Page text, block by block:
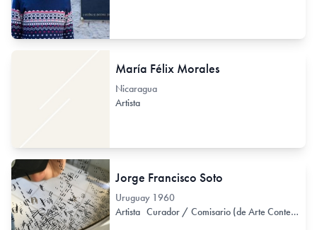
María Félix Morales
Nicaragua
Artista
Jorge Francisco Soto
Uruguay 1960
Artista Curador / Comisario (de Arte Contemporáneo)